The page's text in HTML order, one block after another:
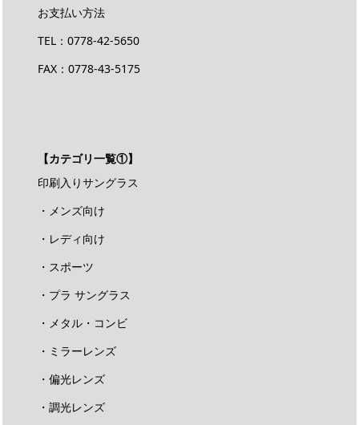
お支払い方法
TEL：0778-42-5650
FAX：0778-43-5175
【カテゴリ一覧①】
印刷入りサングラス
・メンズ向け
・レディ向け
・スポーツ
・プラ サングラス
・メタル・コンビ
・ミラーレンズ
・偏光レンズ
・調光レンズ